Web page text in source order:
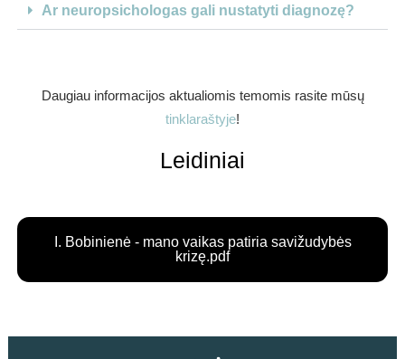
Ar neuropsichologas gali nustatyti diagnozę?
Daugiau informacijos aktualiomis temomis rasite mūsų
tinklaraštyje!
Leidiniai
I. Bobinienė - mano vaikas patiria savižudybės
krizę.pdf